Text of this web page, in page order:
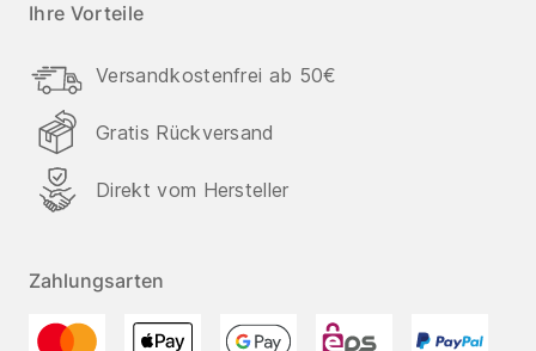
Ihre Vorteile
Versandkostenfrei ab 50€
Gratis Rückversand
Direkt vom Hersteller
Zahlungsarten